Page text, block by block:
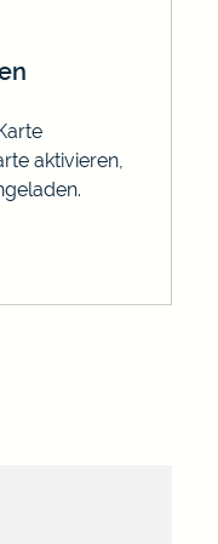
aktivieren,